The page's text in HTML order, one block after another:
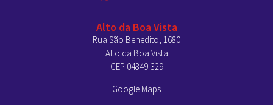
Alto da Boa Vista
Rua São Benedito, 1680
Alto da Boa Vista
CEP 04849-329
Google Maps